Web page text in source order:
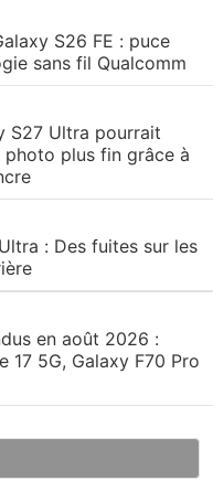
renforcer son
des smartphones
initialement
en réalité
, selon un article
de numérotation
inchangée
utilise la série SM-
série SM-F9xx pour
, un appareil
Galaxy Z Flip . La
S26 FE : puce
sans fil Qualcomm
S27 Ultra pourrait
plus fin grâce à
: Des fuites sur les
en août 2026 :
17 5G, Galaxy F70 Pro